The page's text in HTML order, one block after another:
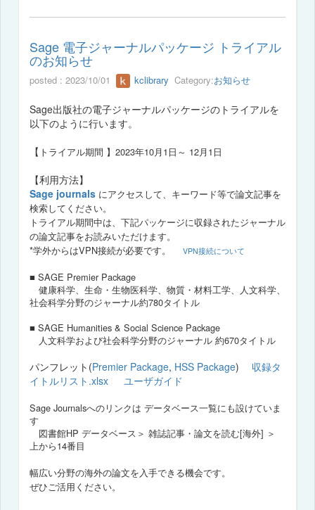
Sage 電子ジャーナルパッケージ トライアル
のお知らせ
posted : 2023/10/01 kclibrary Category:お知らせ
Sage出版社の電子ジャーナルパッケージのトライアルを
以下のように行います。
【 トライアル期間 】2023年10月1日～ 12月1日
【利用方法】
Sage journals にアクセスして、キーワード等で論文記事を
検索してください。
トライアル期間中は、下記パッケージに収録されたジャーナル
の論文記事をお読みいただけます。
*学外からはVPN接続が必要です。
VPN接続について
■ SAGE Premier Package
健康科学、生命・生物医科学、物質・材料工学、人文科学、
社会科学分野のジャーナル約780タイトル
■ SAGE Humanities & Social Science Package
人文科学および社会科学分野のジャーナル 約670タイトル
パンフレット(Premier Package, HSS Package) 収録タ
イトルリスト.xlsx
ユーザガイド
Sage Journalsへのリンクは データベース一覧にも設けていま
す
図書館HP データベース＞ 雑誌記事・論文を読む[海外] ＞
上から14番目
幅広い分野の海外の論文を入手できる機会です。
ぜひご活用ください。